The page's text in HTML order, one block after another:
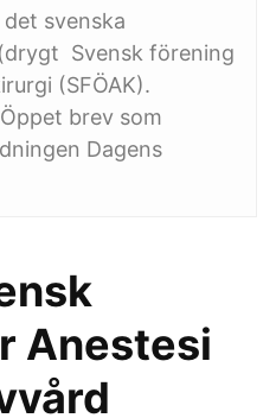
svenska
Svensk förening
(SFÖAK).
brev som
Dagens
Anestesi